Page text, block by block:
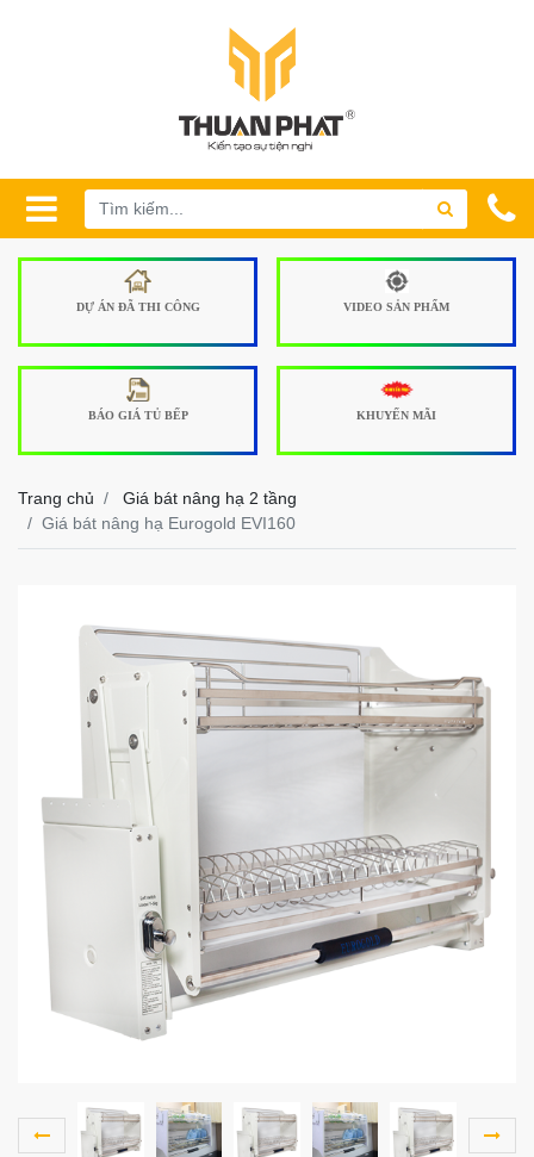
DỰ ÁN ĐÃ THI CÔNG VIDEO SẢN PHẨM
BÁO GIÁ TỦ BẾP KHUYẾN MÃI
Trang chủ
Giá bát nâng hạ 2 tầng
Giá bát nâng hạ Eurogold EVI160